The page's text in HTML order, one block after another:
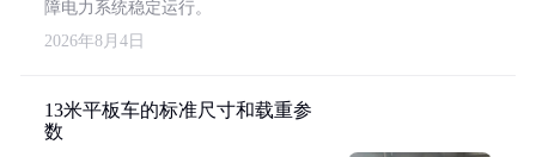
障电力系统稳定运行。
2026年8月4日
13米平板车的标准尺寸和载重参
数